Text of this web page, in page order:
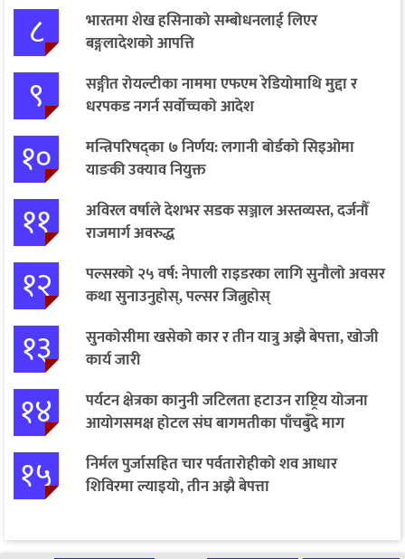
८
भारतमा शेख हसिनाको सम्बोधनलाई लिएर
बङ्गलादेशको आपत्ति
९
सङ्गीत रोयल्टीका नाममा एफएम रेडियोमाथि मुद्दा र
धरपकड नगर्न सर्वोच्चको आदेश
१०
मन्त्रिपरिषद्का ७ निर्णय: लगानी बोर्डको सिइओमा
याङकी उक्याव नियुक्त
११
अविरल वर्षाले देशभर सडक सञ्जाल अस्तव्यस्त, दर्जनौँ
राजमार्ग अवरुद्ध
१२
पल्सरको २५ वर्ष: नेपाली राइडरका लागि सुनौलो अवसर
कथा सुनाउनुहोस्, पल्सर जित्नुहोस्
१३
सुनकोसीमा खसेको कार र तीन यात्रु अझै बेपत्ता, खोजी
कार्य जारी
१४
पर्यटन क्षेत्रका कानुनी जटिलता हटाउन राष्ट्रिय योजना
आयोगसमक्ष होटल संघ बागमतीका पाँचबुँदे माग
१५
निर्मल पुर्जासहित चार पर्वतारोहीको शव आधार
शिविरमा ल्याइयो, तीन अझै बेपत्ता